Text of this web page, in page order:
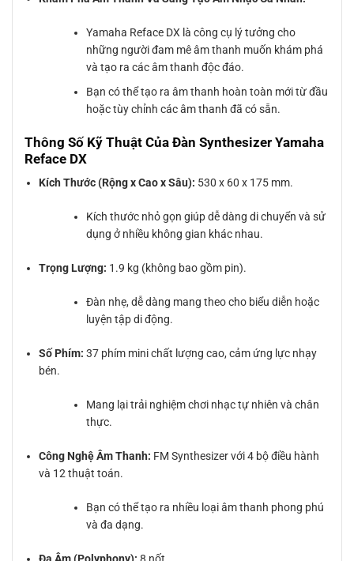
Yamaha Reface DX là công cụ lý tưởng cho
những người đam mê âm thanh muốn khám phá
và tạo ra các âm thanh độc đáo.
Bạn có thể tạo ra âm thanh hoàn toàn mới từ đầu
hoặc tùy chỉnh các âm thanh đã có sẵn.
Thông Số Kỹ Thuật Của Đàn Synthesizer Yamaha
Reface DX
Kích Thước (Rộng x Cao x Sâu): 530 x 60 x 175 mm.
Kích thước nhỏ gọn giúp dễ dàng di chuyển và sử
dụng ở nhiều không gian khác nhau.
Trọng Lượng: 1.9 kg (không bao gồm pin).
Đàn nhẹ, dễ dàng mang theo cho biểu diễn hoặc
luyện tập di động.
Số Phím: 37 phím mini chất lượng cao, cảm ứng lực nhạy
bén.
Mang lại trải nghiệm chơi nhạc tự nhiên và chân
thực.
Công Nghệ Âm Thanh: FM Synthesizer với 4 bộ điều hành
và 12 thuật toán.
Bạn có thể tạo ra nhiều loại âm thanh phong phú
và đa dạng.